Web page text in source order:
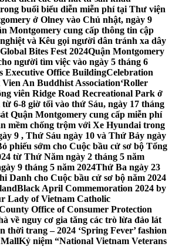
buổi biểu diễn miễn phí tại Thư viện
ở Olney vào Chủ nhật, ngày 9
Montgomery cung cấp thông tin cập
và Kêu gọi người dân tránh xa dây
Bites Fest 2024Quận Montgomery
người tìm việc vào ngày 5 tháng 6
Executive Office BuildingCelebration
An Buddhist Association‘Roller
viên Ridge Road Recreational Park ở
6-8 giờ tối vào thứ Sáu, ngày 17 tháng
Quận Montgomery cung cấp miễn phí
mềm chống trộm với Xe Hyundai trong
9 , Thứ Sáu ngày 10 và Thứ Bảy ngày
phiếu sớm cho Cuộc bầu cử sơ bộ Tổng
từ Thứ Năm ngày 2 tháng 5 năm
9 tháng 5 năm 2024Thứ Ba ngày 23
Danh cho Cuộc bầu cử sơ bộ năm 2024
Black April Commemoration 2024 by
Lady of Vietnam Catholic
Office of Consumer Protection
về nguy cơ gia tăng các trò lừa đảo lát
thời trang – 2024 ‘Spring Fever’ fashion
MallKỷ niệm “National Vietnam Veterans